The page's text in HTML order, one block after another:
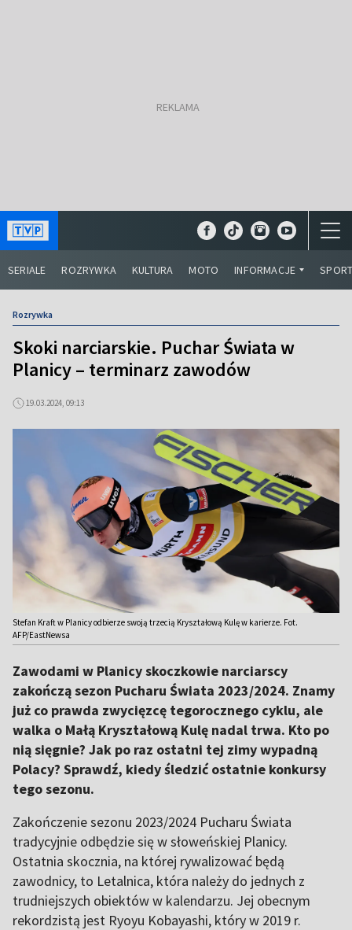
SERIALE ROZRYWKA KULTURA MOTO INFORMACJE
Rozrywka
Skoki narciarskie. Puchar Świata w
Planicy – terminarz zawodów
19.03.2024, 09:13
Stefan Kraft w Planicy odbierze swoją trzecią Kryształową Kulę w karierze. Fot.
AFP/EastNewsa
Zawodami w Planicy skoczkowie narciarscy
zakończą sezon Pucharu Świata 2023/2024. Znamy
już co prawda zwycięzcę tegorocznego cyklu, ale
walka o Małą Kryształową Kulę nadal trwa. Kto po
nią sięgnie? Jak po raz ostatni tej zimy wypadną
Polacy? Sprawdź, kiedy śledzić ostatnie konkursy
tego sezonu.
Zakończenie sezonu 2023/2024 Pucharu Świata
tradycyjnie odbędzie się w słoweńskiej Planicy.
Ostatnia skocznia, na której rywalizować będą
zawodnicy, to Letalnica, która należy do jednych z
trudniejszych obiektów w kalendarzu. Jej obecnym
rekordzistą jest Ryoyu Kobayashi, który w 2019 r.